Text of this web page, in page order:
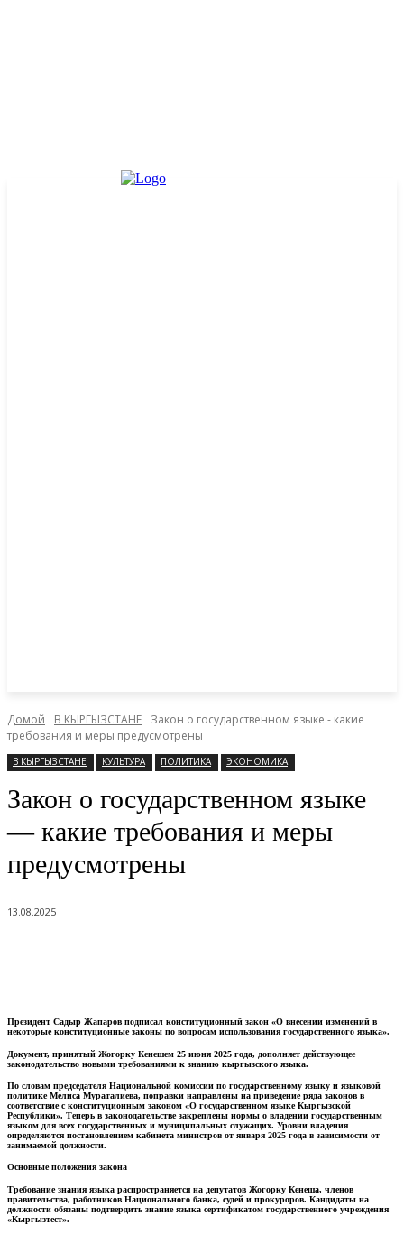
Домой В КЫРГЫЗСТАНЕ
Закон о государственном языке - какие
требования и меры предусмотрены
В КЫРГЫЗСТАНЕ КУЛЬТУРА ПОЛИТИКА ЭКОНОМИКА
Закон о государственном языке
— какие требования и меры
предусмотрены
13.08.2025
Президент Садыр Жапаров подписал конституционный закон «О внесении изменений в
некоторые конституционные законы по вопросам использования государственного языка».
Документ, принятый Жогорку Кенешем 25 июня 2025 года, дополняет действующее
законодательство новыми требованиями к знанию кыргызского языка.
По словам председателя Национальной комиссии по государственному языку и языковой
политике Мелиса Мураталиева, поправки направлены на приведение ряда законов в
соответствие с конституционным законом «О государственном языке Кыргызской
Республики». Теперь в законодательстве закреплены нормы о владении государственным
языком для всех государственных и муниципальных служащих. Уровни владения
определяются постановлением кабинета министров от января 2025 года в зависимости от
занимаемой должности.
Основные положения закона
Требование знания языка распространяется на депутатов Жогорку Кенеша, членов
правительства, работников Национального банка, судей и прокуроров. Кандидаты на
должности обязаны подтвердить знание языка сертификатом государственного учреждения
«Кыргызтест».